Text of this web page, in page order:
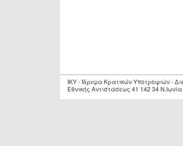
IKY - Ίδρυμα Κρατικών Υποτροφιών -
Εθνικής Αντιστάσεως 41 142 34